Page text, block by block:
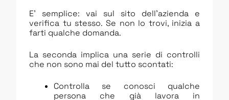
E’ semplice: vai sul sito dell’azienda e
verifica tu stesso. Se non lo trovi, inizia a
farti qualche domanda.
La seconda implica una serie di controlli
che non sono mai del tutto scontati:
Controlla se conosci qualche
persona che già lavora in